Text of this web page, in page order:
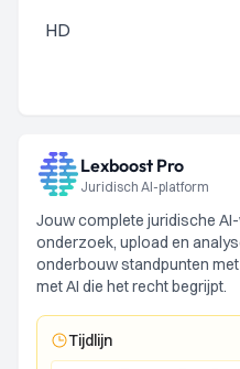
HD
Lexboost Pro
Juridisch AI-platform
Jouw complete juridische
onderzoek, upload en
onderbouw standpunten
met AI die het recht begrijpt.
Tijdlijn